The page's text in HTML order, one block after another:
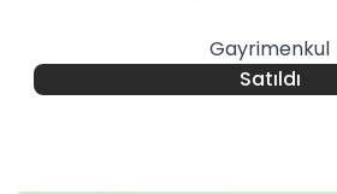
Gayrimenkul
Satıldı